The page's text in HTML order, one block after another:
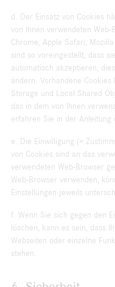
d. Der Einsatz von Cookies
von Ihnen verwendeten
Chrome, Apple Safari,
sind so voreingestellt, dass
automatisch akzeptieren;
ändern. Vorhandene
Storage und Local Shared
das in dem von Ihnen
erfahren Sie in der Anleitung
e. Die Einwilligung (=
von Cookies sind an das
verwendeten Web-Browser
Web-Browser verwenden,
Einstellungen jeweils
f. Wenn Sie sich gegen den
löschen, kann es sein, dass
Webseiten oder einzelne
stehen.